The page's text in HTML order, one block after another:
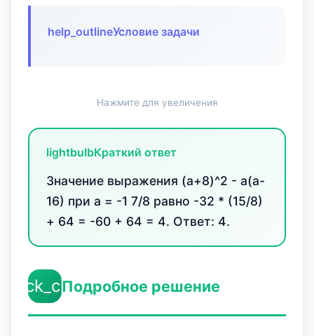
help_outlineУсловие задачи
Нажмите для увеличения
lightbulbКраткий ответ
Значение выражения (a+8)^2 - a(a-
16) при a = -1 7/8 равно -32 * (15/8)
+ 64 = -60 + 64 = 4. Ответ: 4.
Подробное решение